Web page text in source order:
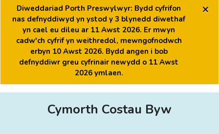
Diweddariad Porth Preswylwyr: Bydd cyfrifon
nas defnyddiwyd yn ystod y 3 blynedd diwethaf
yn cael eu dileu ar 11 Awst 2026. Er mwyn
cadw'ch cyfrif yn weithredol, mewngofnodwch
erbyn 10 Awst 2026. Bydd angen i bob
defnyddiwr greu cyfrinair newydd o 11 Awst
2026 ymlaen.
×
Cymorth Costau Byw